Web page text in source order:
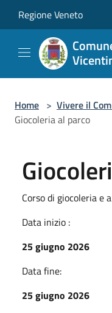
Regione Veneto
Home > Vivere il
Giocoleria al parco
Corso di giocoleria e
Data inizio :
25 giugno 2026
Data fine:
25 giugno 2026